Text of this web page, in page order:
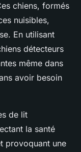
chiens, formés
nuisibles,
En utilisant
détecteurs
même dans
avoir besoin
de lit
la santé
provoquant une